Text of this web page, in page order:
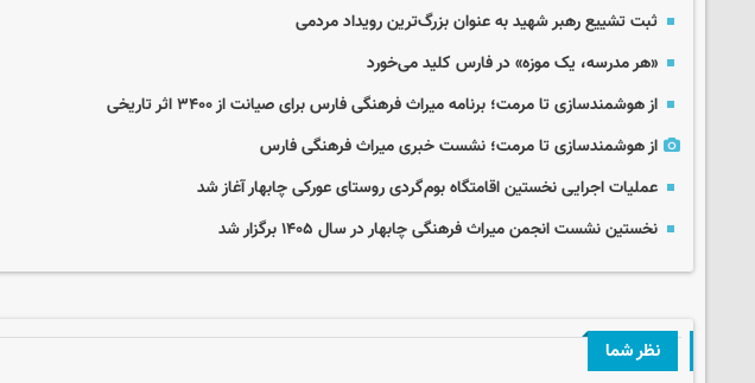
ثبت تشییع رهبر شهید به‌ عنوان بزرگ‌ترین رویداد مردمی
«هر مدرسه، یک موزه» در فارس کلید می‌خورد
از هوشمندسازی تا مرمت؛ برنامه میراث فرهنگی فارس برای صیانت از ۳۴۰۰ اثر تاریخی
از هوشمندسازی تا مرمت؛ نشست خبری میراث فرهنگی فارس
عملیات اجرایی نخستین اقامتگاه بوم‌گردی روستای عورکی چابهار آغاز شد
نخستین نشست انجمن میراث فرهنگی چابهار در سال ۱۴۰۵ برگزار شد
نظر شما